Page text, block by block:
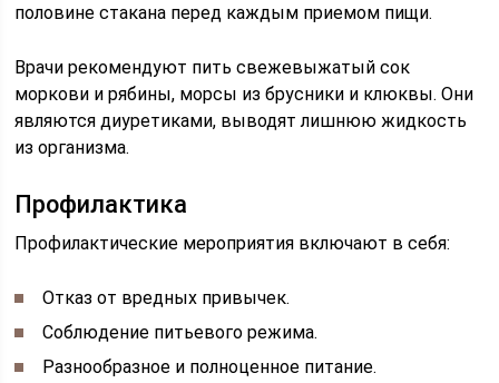
половине стакана перед каждым приемом пищи.
Врачи рекомендуют пить свежевыжатый сок
моркови и рябины, морсы из брусники и клюквы. Они
являются диуретиками, выводят лишнюю жидкость
из организма.
Профилактика
Профилактические мероприятия включают в себя:
Отказ от вредных привычек.
Соблюдение питьевого режима.
Разнообразное и полноценное питание.